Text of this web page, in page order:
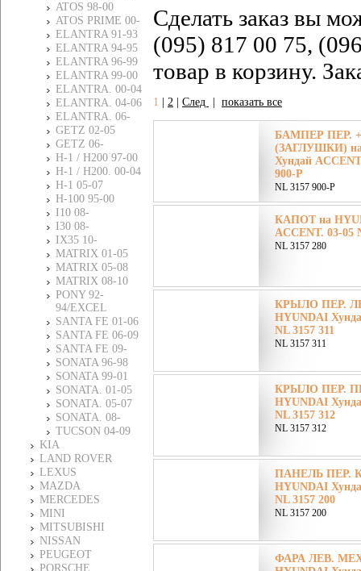
ATOS 98-00
ATOS PRIME 00-
ELANTRA 91-93
ELANTRA 94-95
ELANTRA 96-99
ELANTRA 99-00
ELANTRA. 00-04
ELANTRA. 04-06
ELANTRA. 06-
GETZ 02-05
GETZ 06-
H-1 / H200 97-00
H-1 / H200. 00-04
H-1 05-07
H-100 95-00
I10 08-
I30 08-
IХ35 10-
MATRIX 01-05
MATRIX 05-08
MATRIX 08-10
PONY 92-
94/EXCEL
SANTA FE 01-06
SANTA FE 06-09
SANTA FE 09-
SONATA 96-98
SONATA 99-01
SONATA. 01-05
SONATA. 05-07
SONATA. 08-
TUCSON 04-09
KIA
LAND ROVER
LEXUS
MAZDA
MERCEDES
MINI
MITSUBISHI
NISSAN
PEUGEOT
PORSCHE
Сделать заказ вы
(095) 817 00 75,
товар в корзину.
1 2 След показать все
БАМПЕР ПЕР.
(ЗАГЛУШКИ)
Хундай
900-P
NL 3157 900-P
КАПОТ на
ACCENT. 03-05
NL 3157 280
КРЫЛО ПЕР.
HYUNDAI
NL 3157 311
NL 3157 311
КРЫЛО ПЕР.
HYUNDAI
NL 3157 312
NL 3157 312
ПАНЕЛЬ ПЕР.
HYUNDAI
NL 3157 200
NL 3157 200
ФАРА ЛЕВ.